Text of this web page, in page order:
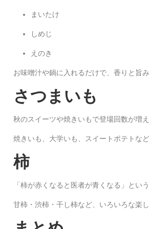
まいたけ
しめじ
えのき
お味噌汁や鍋に入れるだけで、香りと旨
さつまいも
秋のスイーツや焼きいもで登場回数が増え
焼きいも、大学いも、スイートポテトな
柿
「柿が赤くなると医者が青くなる」とい
甘柿・渋柿・干し柿など、いろいろな楽